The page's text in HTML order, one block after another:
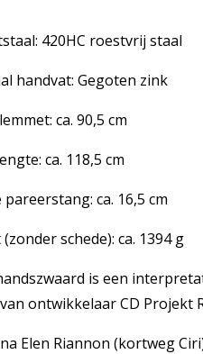
420HC roestvrij staal
handvat: Gegoten zink
ca. 90,5 cm
ca. 118,5 cm
ca. 16,5 cm
schede): ca. 1394 g
is een
ontwikkelaar CD Projekt
Elen Riannon (kortweg